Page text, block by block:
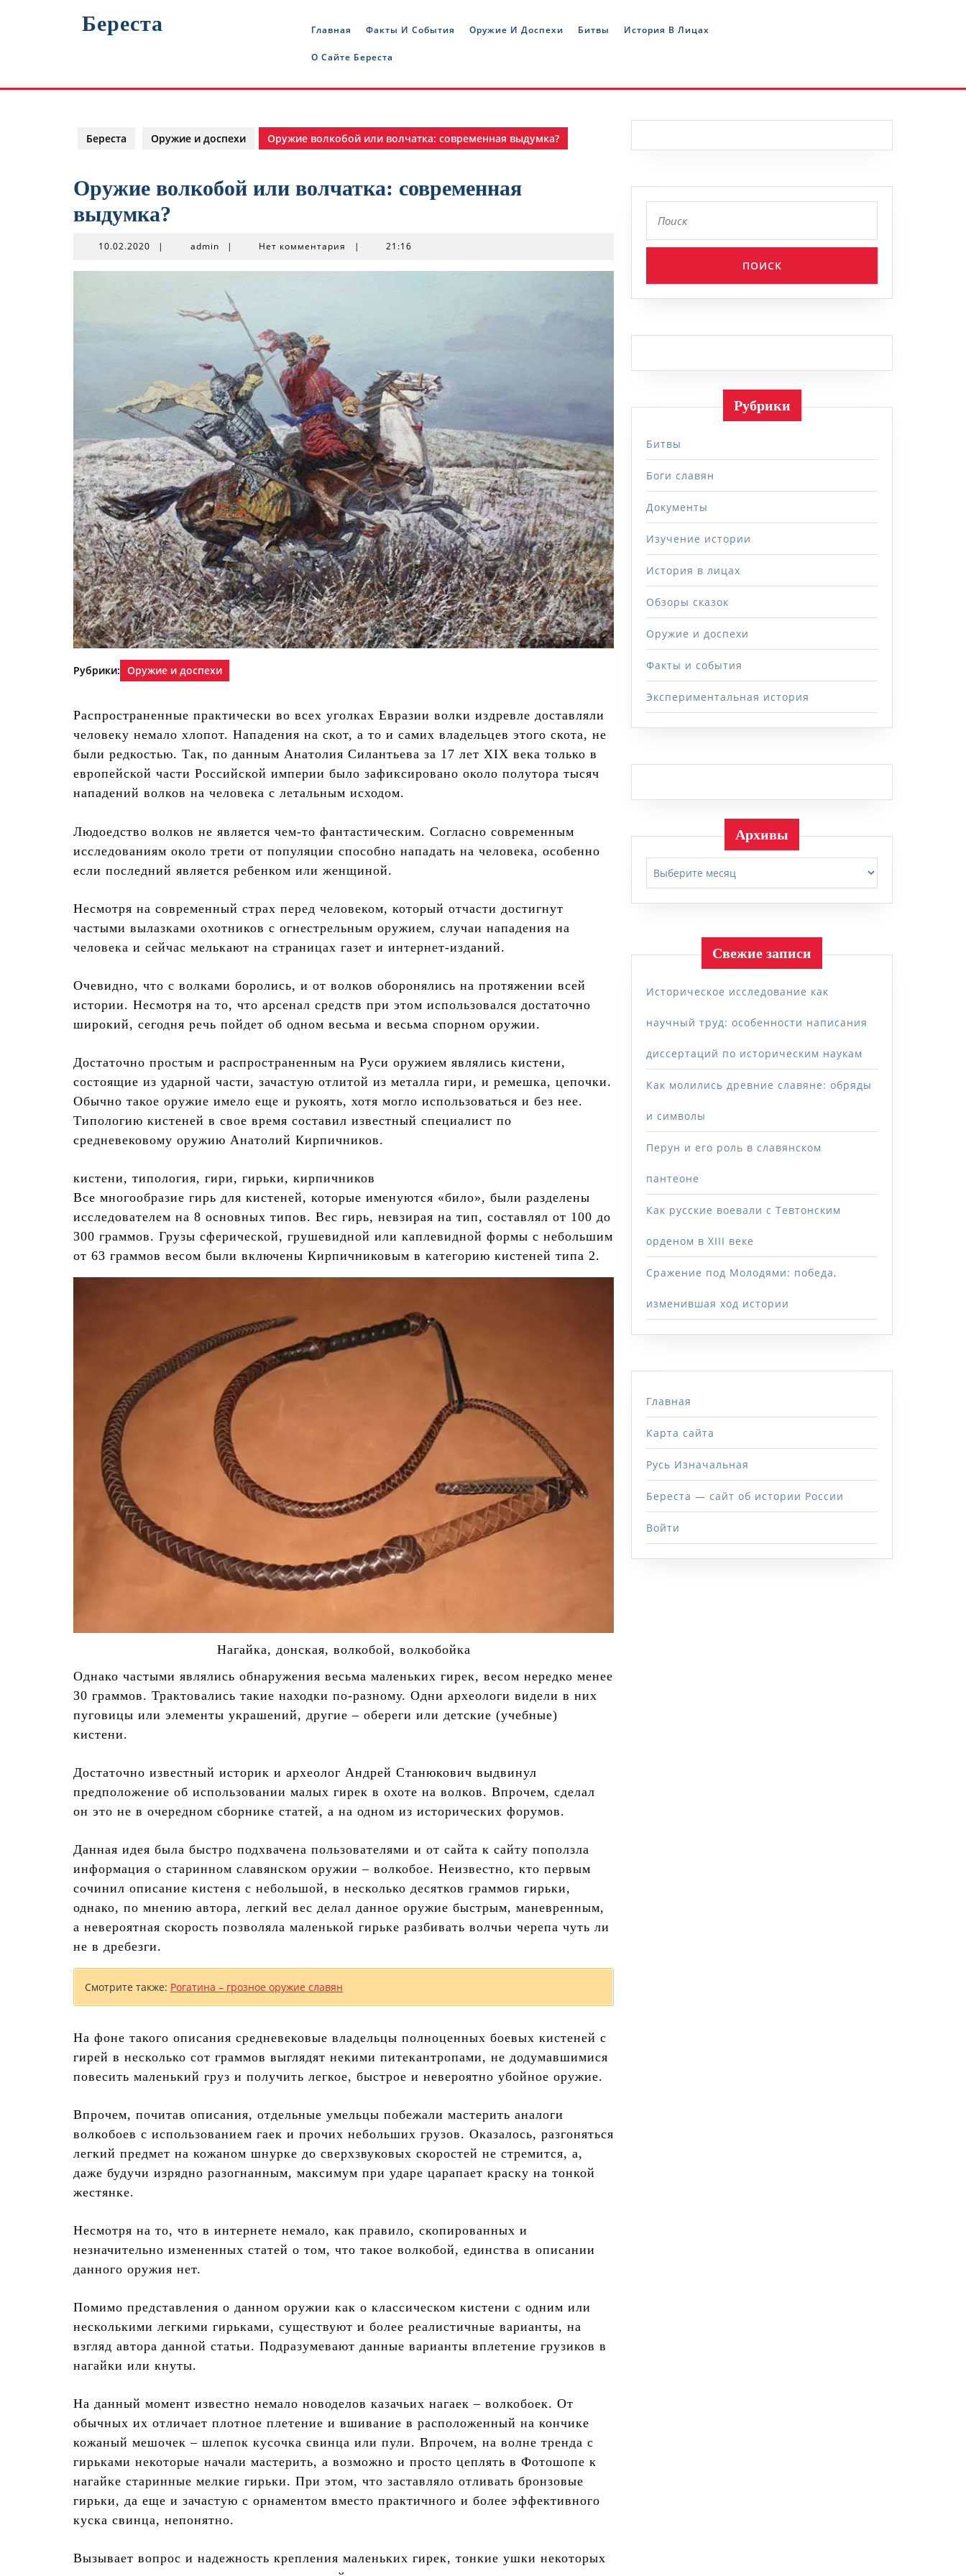
Береста Главная Факты И События Оружие И Доспехи Битвы История В Лицах
О Сайте Береста
Береста Оружие и доспехи Оружие волкобой или волчатка: современная выдумка?
Оружие волкобой или волчатка: современная
выдумка?
10.02.2020 10.02.2020
| adminadmin
| Нет комментария | 21:16
Рубрики: Оружие и доспехи
Распространенные практически во всех уголках Евразии волки издревле доставляли
человеку немало хлопот. Нападения на скот, а то и самих владельцев этого скота, не
были редкостью. Так, по данным Анатолия Силантьева за 17 лет XIX века только в
европейской части Российской империи было зафиксировано около полутора тысяч
нападений волков на человека с летальным исходом.
Людоедство волков не является чем-то фантастическим. Согласно современным
исследованиям около трети от популяции способно нападать на человека, особенно
если последний является ребенком или женщиной.
Несмотря на современный страх перед человеком, который отчасти достигнут
частыми вылазками охотников с огнестрельным оружием, случаи нападения на
человека и сейчас мелькают на страницах газет и интернет-изданий.
Очевидно, что с волками боролись, и от волков оборонялись на протяжении всей
истории. Несмотря на то, что арсенал средств при этом использовался достаточно
широкий, сегодня речь пойдет об одном весьма и весьма спорном оружии.
Достаточно простым и распространенным на Руси оружием являлись кистени,
состоящие из ударной части, зачастую отлитой из металла гири, и ремешка, цепочки.
Обычно такое оружие имело еще и рукоять, хотя могло использоваться и без нее.
Типологию кистеней в свое время составил известный специалист по
средневековому оружию Анатолий Кирпичников.
кистени, типология, гири, гирьки, кирпичников
Все многообразие гирь для кистеней, которые именуются «било», были разделены
исследователем на 8 основных типов. Вес гирь, невзирая на тип, составлял от 100 до
300 граммов. Грузы сферической, грушевидной или каплевидной формы с небольшим
от 63 граммов весом были включены Кирпичниковым в категорию кистеней типа 2.
Нагайка, донская, волкобой, волкобойка
Однако частыми являлись обнаружения весьма маленьких гирек, весом нередко менее
30 граммов. Трактовались такие находки по-разному. Одни археологи видели в них
пуговицы или элементы украшений, другие – обереги или детские (учебные)
кистени.
Достаточно известный историк и археолог Андрей Станюкович выдвинул
предположение об использовании малых гирек в охоте на волков. Впрочем, сделал
он это не в очередном сборнике статей, а на одном из исторических форумов.
Данная идея была быстро подхвачена пользователями и от сайта к сайту поползла
информация о старинном славянском оружии – волкобое. Неизвестно, кто первым
сочинил описание кистеня с небольшой, в несколько десятков граммов гирьки,
однако, по мнению автора, легкий вес делал данное оружие быстрым, маневренным,
а невероятная скорость позволяла маленькой гирьке разбивать волчьи черепа чуть ли
не в дребезги.
Смотрите также: Рогатина – грозное оружие славян
На фоне такого описания средневековые владельцы полноценных боевых кистеней с
гирей в несколько сот граммов выглядят некими питекантропами, не додумавшимися
повесить маленький груз и получить легкое, быстрое и невероятно убойное оружие.
Впрочем, почитав описания, отдельные умельцы побежали мастерить аналоги
волкобоев с использованием гаек и прочих небольших грузов. Оказалось, разгоняться
легкий предмет на кожаном шнурке до сверхзвуковых скоростей не стремится, а,
даже будучи изрядно разогнанным, максимум при ударе царапает краску на тонкой
жестянке.
Несмотря на то, что в интернете немало, как правило, скопированных и
незначительно измененных статей о том, что такое волкобой, единства в описании
данного оружия нет.
Помимо представления о данном оружии как о классическом кистени с одним или
несколькими легкими гирьками, существуют и более реалистичные варианты, на
взгляд автора данной статьи. Подразумевают данные варианты вплетение грузиков в
нагайки или кнуты.
На данный момент известно немало новоделов казачьих нагаек – волкобоек. От
обычных их отличает плотное плетение и вшивание в расположенный на кончике
кожаный мешочек – шлепок кусочка свинца или пули. Впрочем, на волне тренда с
гирьками некоторые начали мастерить, а возможно и просто цеплять в Фотошопе к
нагайке старинные мелкие гирьки. При этом, что заставляло отливать бронзовые
гирьки, да еще и зачастую с орнаментом вместо практичного и более эффективного
куска свинца, непонятно.
Вызывает вопрос и надежность крепления маленьких гирек, тонкие ушки некоторых
Рубрики
Битвы
Боги славян
Документы
Изучение истории
История в лицах
Обзоры сказок
Оружие и доспехи
Факты и события
Экспериментальная история
Архивы
Свежие записи
Историческое исследование как
научный труд: особенности написания
диссертаций по историческим наукам
Как молились древние славяне: обряды
и символы
Перун и его роль в славянском
пантеоне
Как русские воевали с Тевтонским
орденом в XIII веке
Сражение под Молодями: победа,
изменившая ход истории
Главная
Карта сайта
Русь Изначальная
Береста — сайт об истории России
Войти